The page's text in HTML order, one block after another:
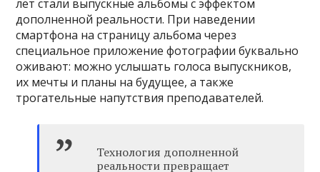
лет стали выпускные альбомы с эффектом
дополненной реальности. При наведении
смартфона на страницу альбома через
специальное приложение фотографии буквально
оживают: можно услышать голоса выпускников,
их мечты и планы на будущее, а также
трогательные напутствия преподавателей.
Технология дополненной
реальности превращает